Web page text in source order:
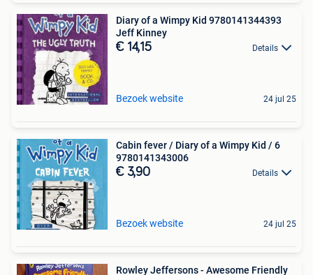
Diary of a Wimpy Kid 9780141344393
Jeff Kinney
€ 14,15 Details
Bezoek website 24 jul 25
Cabin fever / Diary of a Wimpy Kid / 6
9780141343006
€ 3,90 Details
Bezoek website 24 jul 25
Rowley Jeffersons - Awesome Friendly